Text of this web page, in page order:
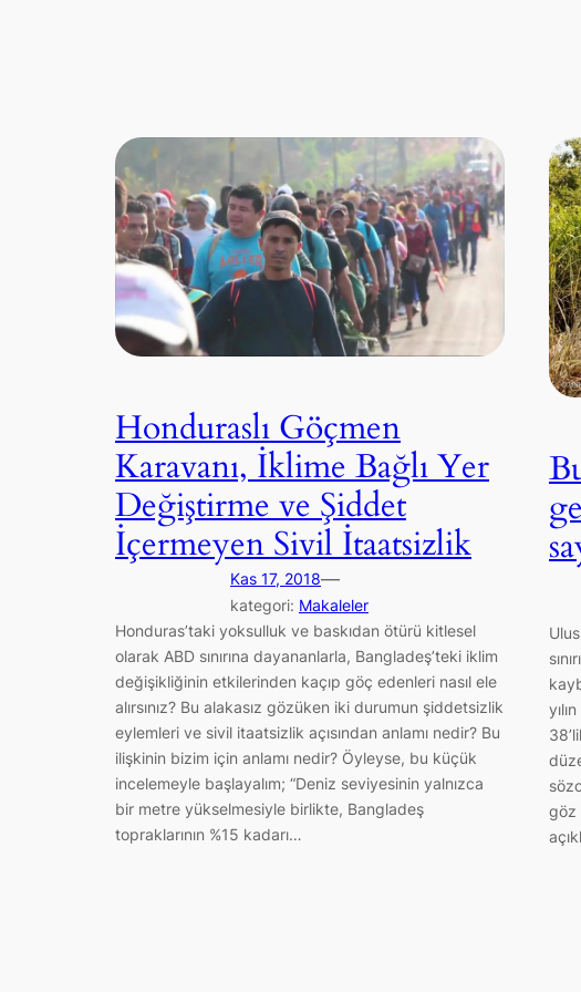
Honduraslı Göçmen
Karavanı, İklime Bağlı Yer
Değiştirme ve Şiddet
İçermeyen Sivil İtaatsizlik
Kas 17, 2018—
kategori: Makaleler
Honduras’taki yoksulluk ve baskıdan ötürü kitlesel
olarak ABD sınırına dayananlarla, Bangladeş’teki iklim
değişikliğinin etkilerinden kaçıp göç edenleri nasıl ele
alırsınız? Bu alakasız gözüken iki durumun şiddetsizlik
eylemleri ve sivil itaatsizlik açısından anlamı nedir? Bu
ilişkinin bizim için anlamı nedir? Öyleyse, bu küçük
incelemeyle başlayalım; “Deniz seviyesinin yalnızca
bir metre yükselmesiyle birlikte, Bangladeş
topraklarının %15 kadarı…
göz